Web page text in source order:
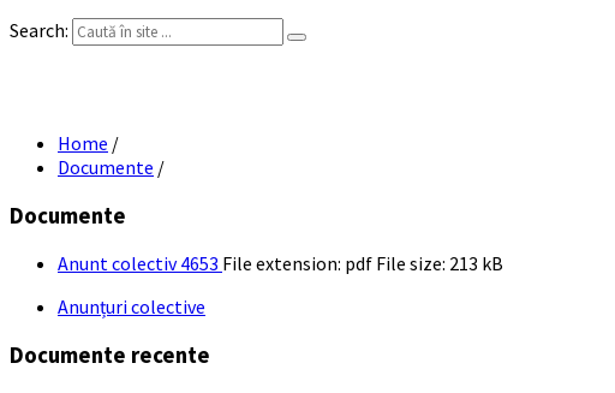
Search:
Home /
Documente /
Documente
Anunt colectiv 4653 File extension: pdf File size: 213 kB
Anunțuri colective
Documente recente